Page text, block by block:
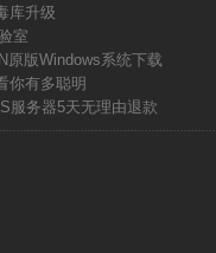
库升级
室
原版Windows系统下载
你有多聪明
服务器5天无理由退款